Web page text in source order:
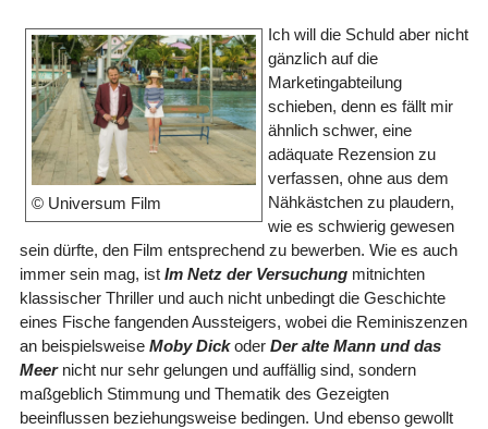
© Universum Film
Ich will die Schuld aber nicht
gänzlich auf die
Marketingabteilung
schieben, denn es fällt mir
ähnlich schwer, eine
adäquate Rezension zu
verfassen, ohne aus dem
Nähkästchen zu plaudern,
wie es schwierig gewesen
sein dürfte, den Film entsprechend zu bewerben. Wie es auch
immer sein mag, ist Im Netz der Versuchungmitnichten
klassischer Thriller und auch nicht unbedingt die Geschichte
eines Fische fangenden Aussteigers, wobei die Reminiszenzen
an beispielsweise Moby Dickoder Der alte Mann und das
Meernicht nur sehr gelungen und auffällig sind, sondern
maßgeblich Stimmung und Thematik des Gezeigten
beeinflussen beziehungsweise bedingen. Und ebenso gewollt